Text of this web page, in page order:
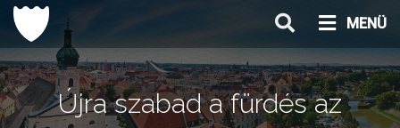
Ugrás
tartalomhoz
MENÜ
Újra szabad a fürdés az